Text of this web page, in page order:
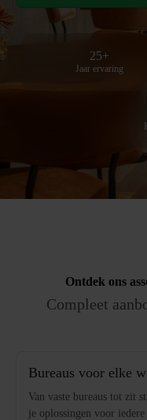
25+
Jaar ervaring
Ontdek ons
Compleet
Bureaus voor elke
Van vaste bureaus tot zit
je oplossingen voor